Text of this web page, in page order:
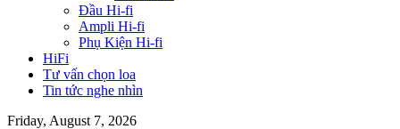
Đầu Hi-fi
Ampli Hi-fi
Phụ Kiện Hi-fi
HiFi
Tư vấn chọn loa
Tin tức nghe nhìn
Friday, August 7, 2026